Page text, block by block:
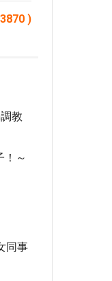
)
教
！～
同事